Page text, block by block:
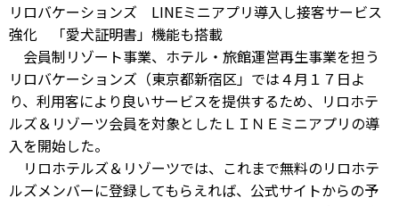
リロバケーションズ LINEミニアプリ導入し接客サービス
強化 「愛犬証明書」機能も搭載
会員制リゾート事業、ホテル・旅館運営再生事業を担う
リロバケーションズ（東京都新宿区」では４月１７日よ
り、利用客により良いサービスを提供するため、リロホテ
ルズ＆リゾーツ会員を対象としたＬＩＮＥミニアプリの導
入を開始した。
リロホテルズ＆リゾーツでは、これまで無料のリロホテ
ルズメンバーに登録してもらえれば、公式サイトからの予